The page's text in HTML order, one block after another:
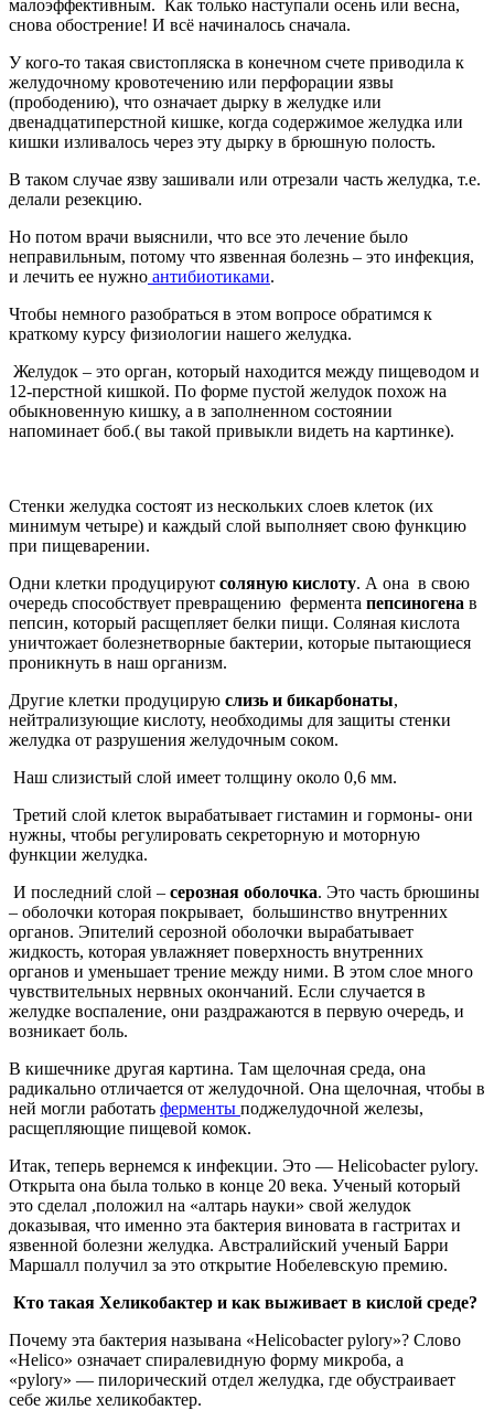
малоэффективным. Как только наступали осень или весна,
снова обострение! И всё начиналось сначала.
У кого-то такая свистопляска в конечном счете приводила к
желудочному кровотечению или перфорации язвы
(прободению), что означает дырку в желудке или
двенадцатиперстной кишке, когда содержимое желудка или
кишки изливалось через эту дырку в брюшную полость.
В таком случае язву зашивали или отрезали часть желудка, т.е.
делали резекцию.
Но потом врачи выяснили, что все это лечение было
неправильным, потому что язвенная болезнь – это инфекция,
и лечить ее нужно антибиотиками.
Чтобы немного разобраться в этом вопросе обратимся к
краткому курсу физиологии нашего желудка.
Желудок – это орган, который находится между пищеводом и
12-перстной кишкой. По форме пустой желудок похож на
обыкновенную кишку, а в заполненном состоянии
напоминает боб.( вы такой привыкли видеть на картинке).
Стенки желудка состоят из нескольких слоев клеток (их
минимум четыре) и каждый слой выполняет свою функцию
при пищеварении.
Одни клетки продуцируют соляную кислоту. А она в свою
очередь способствует превращению фермента пепсиногена в
пепсин, который расщепляет белки пищи. Соляная кислота
уничтожает болезнетворные бактерии, которые пытающиеся
проникнуть в наш организм.
Другие клетки продуцирую слизь и бикарбонаты,
нейтрализующие кислоту, необходимы для защиты стенки
желудка от разрушения желудочным соком.
Наш слизистый слой имеет толщину около 0,6 мм.
Третий слой клеток вырабатывает гистамин и гормоны- они
нужны, чтобы регулировать секреторную и моторную
функции желудка.
И последний слой – серозная оболочка. Это часть брюшины
– оболочки которая покрывает, большинство внутренних
органов. Эпителий серозной оболочки вырабатывает
жидкость, которая увлажняет поверхность внутренних
органов и уменьшает трение между ними. В этом слое много
чувствительных нервных окончаний. Если случается в
желудке воспаление, они раздражаются в первую очередь, и
возникает боль.
В кишечнике другая картина. Там щелочная среда, она
радикально отличается от желудочной. Она щелочная, чтобы в
ней могли работать ферменты поджелудочной железы,
расщепляющие пищевой комок.
Итак, теперь вернемся к инфекции. Это — Helicobacter pylory.
Открыта она была только в конце 20 века. Ученый который
это сделал ,положил на «алтарь науки» свой желудок
доказывая, что именно эта бактерия виновата в гастритах и
язвенной болезни желудка. Австралийский ученый Барри
Маршалл получил за это открытие Нобелевскую премию.
Кто такая Хеликобактер и как выживает в кислой среде?
Почему эта бактерия называна «Helicobacter pylory»? Слово
«Helico» означает спиралевидную форму микроба, а
«pylory» — пилорический отдел желудка, где обустраивает
себе жилье хеликобактер.